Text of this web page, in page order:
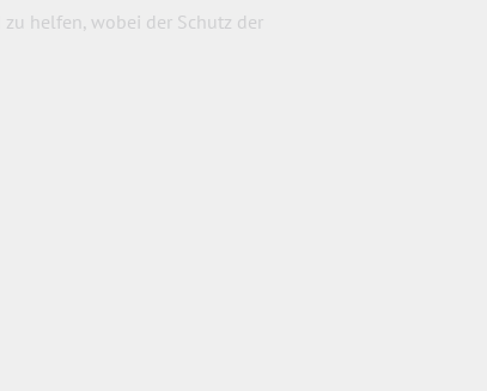
helfen, wobei der Schutz der